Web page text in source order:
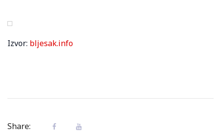
Izvor: bljesak.info
Share: